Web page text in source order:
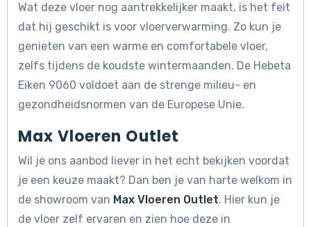
Wat deze vloer nog aantrekkelijker maakt, is het feit
dat hij geschikt is voor vloerverwarming. Zo kun je
genieten van een warme en comfortabele vloer,
zelfs tijdens de koudste wintermaanden. De Hebeta
Eiken 9060 voldoet aan de strenge milieu- en
gezondheidsnormen van de Europese Unie.
Max Vloeren Outlet
Wil je ons aanbod liever in het echt bekijken voordat
je een keuze maakt? Dan ben je van harte welkom in
de showroom van Max Vloeren Outlet. Hier kun je
de vloer zelf ervaren en zien hoe deze in